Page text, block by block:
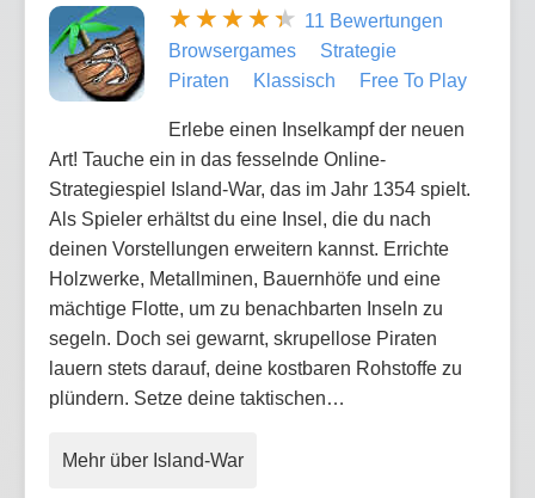
11 Bewertungen
Browsergames
Strategie
Piraten
Klassisch Free To Play
Erlebe einen Inselkampf der neuen
Art! Tauche ein in das fesselnde Online-
Strategiespiel Island-War, das im Jahr 1354 spielt.
Als Spieler erhältst du eine Insel, die du nach
deinen Vorstellungen erweitern kannst. Errichte
Holzwerke, Metallminen, Bauernhöfe und eine
mächtige Flotte, um zu benachbarten Inseln zu
segeln. Doch sei gewarnt, skrupellose Piraten
lauern stets darauf, deine kostbaren Rohstoffe zu
plündern. Setze deine taktischen…
Mehr über Island-War